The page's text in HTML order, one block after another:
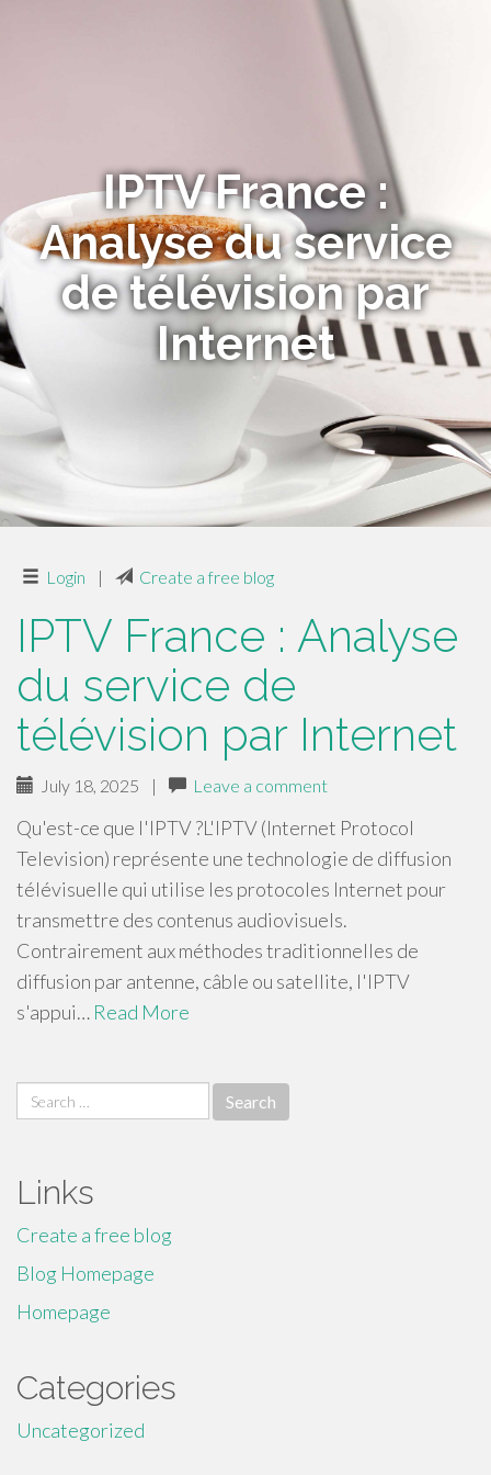
IPTV France :
Analyse du service
de télévision par
Internet
Login | Create a free blog
IPTV France : Analyse
du service de
télévision par Internet
July 18, 2025 | Leave a comment
Qu'est-ce que l'IPTV ?L'IPTV (Internet Protocol
Television) représente une technologie de diffusion
télévisuelle qui utilise les protocoles Internet pour
transmettre des contenus audiovisuels.
Contrairement aux méthodes traditionnelles de
diffusion par antenne, câble ou satellite, l'IPTV
s'appui… Read More
Search
for:
Links
Create a free blog
Blog Homepage
Homepage
Categories
Uncategorized